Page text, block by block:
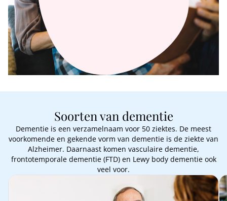
Soorten van dementie
Dementie is een verzamelnaam voor 50 ziektes. De meest
voorkomende en gekende vorm van dementie is de ziekte van
Alzheimer. Daarnaast komen vasculaire dementie,
frontotemporale dementie (FTD) en Lewy body dementie ook
veel voor.